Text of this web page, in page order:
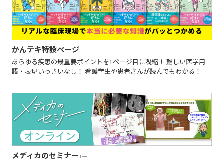
かんテキ特設ページ
あらゆる疾患の最重要ポイントを1ページ目に凝縮！ 難しい医学用
語・表現いっさいなし！ 看護学生や患者さんが読んでもわかる！
メディカのセミナー